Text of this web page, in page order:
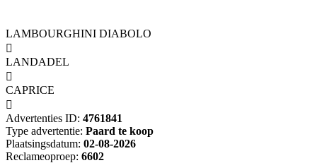
LAMBOURGHINI DIABOLO

LANDADEL

CAPRICE

Advertenties ID: 4761841
Type advertentie: Paard te koop
Plaatsingsdatum: 02-08-2026
Reclameoproep: 6602